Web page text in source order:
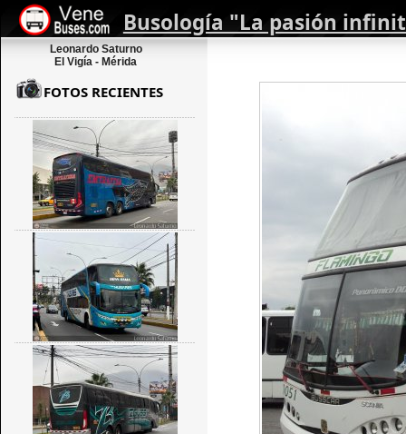
Busología "La pasión
Leonardo Saturno
El Vigía - Mérida
FOTOS RECIENTES